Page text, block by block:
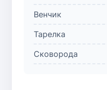
Венчик
Тарелка
Сковорода